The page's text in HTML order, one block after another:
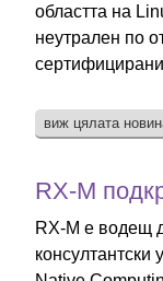
областта на
неутрален по
виж цялата
RX-M
RX-M е водещ
консултантски